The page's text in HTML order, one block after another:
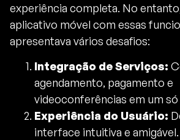
experiência completa. No
aplicativo móvel com essas
apresentava vários desafios:
Integração de Serviços:
agendamento, pagamento e
videoconferências em um só
Experiência do Usuário:
interface intuitiva e amigável.